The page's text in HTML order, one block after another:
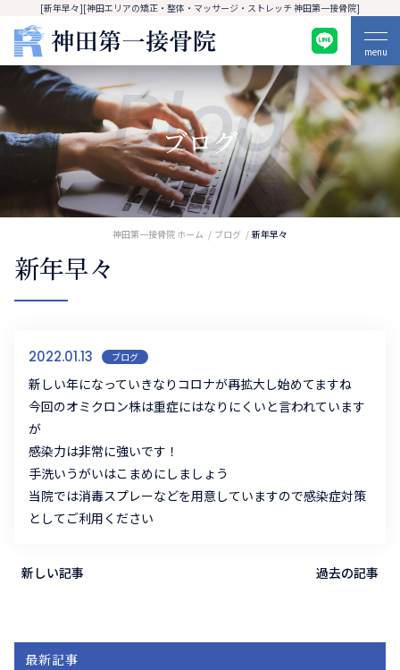
[新年早々][神田エリアの矯正・整体・マッサージ・ストレッチ 神田第一接骨院]
menu
Blog
ブログ
神田第一接骨院 ホーム ブログ 新年早々
新年早々
2022.01.13 ブログ
新しい年になっていきなりコロナが再拡大し始めてますね
今回のオミクロン株は重症にはなりにくいと言われています
が
感染力は非常に強いです！
手洗いうがいはこまめにしましょう
当院では消毒スプレーなどを用意していますので感染症対策
としてご利用ください
新しい記事 過去の記事
最新記事